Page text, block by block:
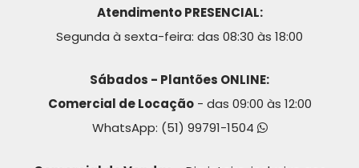
Atendimento PRESENCIAL:
Segunda à sexta-feira: das 08:30 às 18:00
Sábados - Plantões ONLINE:
Comercial de Locação- das 09:00 às 12:00
WhatsApp: (51) 99791-1504